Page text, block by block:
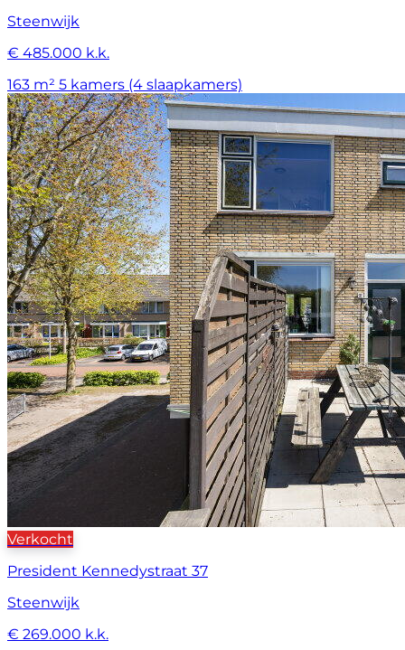
Steenwijk
€ 485.000 k.k.
163 m² 5 kamers (4 slaapkamers)
Verkocht
President Kennedystraat 37
Steenwijk
€ 269.000 k.k.